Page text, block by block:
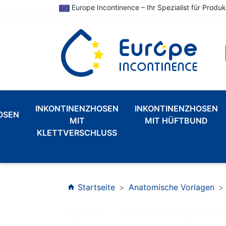
Europe Incontinence – Ihr Spezialist für
INKONTINENZHOSEN
MIT
KLETTVERSCHLUSS
INKONTINENZHOSEN
MIT HÜFTBUND
home Startseite Anatomische Vorlagen